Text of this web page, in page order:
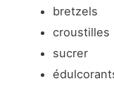
bretzels
croustilles
sucrer